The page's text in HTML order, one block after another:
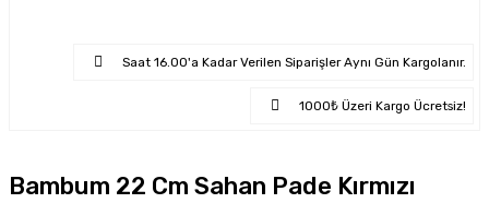
Saat 16.00'a Kadar Verilen Siparişler Aynı Gün Kargolanır.
1000₺ Üzeri Kargo Ücretsiz!
Bambum 22 Cm Sahan Pade Kırmızı